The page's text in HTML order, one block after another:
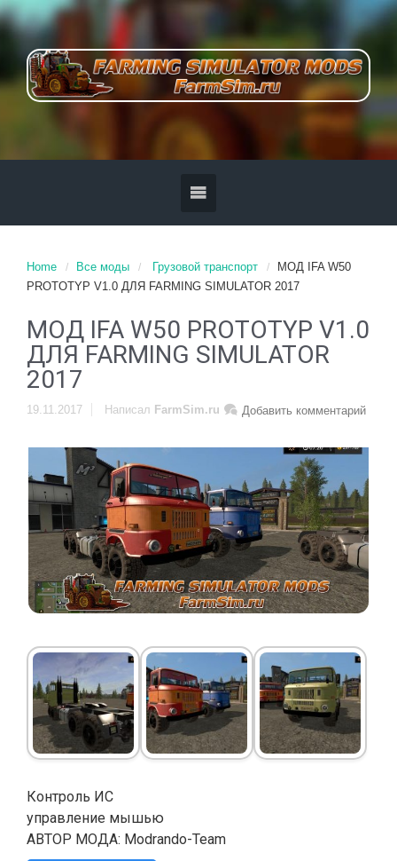
Home Все моды Грузовой транспорт
МОД IFA W50
PROTOTYP V1.0 ДЛЯ FARMING SIMULATOR 2017
МОД IFA W50 PROTOTYP V1.0
ДЛЯ FARMING SIMULATOR
2017
19.11.2017 Добавить комментарий
Написал FarmSim.ru
Контроль ИС
управление мышью
АВТОР МОДА: Modrando-Team